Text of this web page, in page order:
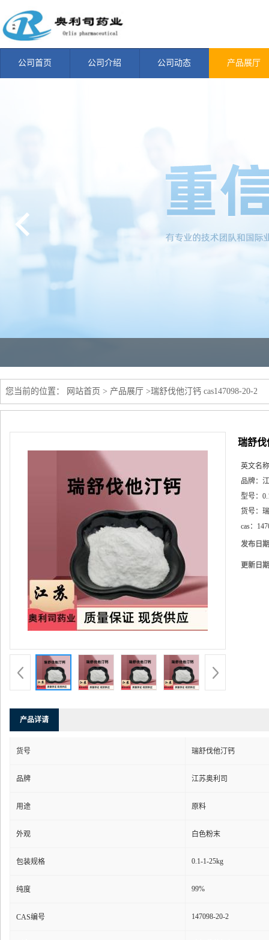
公司首页 公司介绍 公司动态 产品展厅
您当前的位置： 网站首页 > 产品展厅 >瑞舒伐他汀钙 cas147098-20-2
瑞舒伐
英文名
品牌：
型号：
货号：
cas：
发布日
更新日
产品详请
货号 瑞舒伐他汀钙
品牌 江苏奥利司
用途 原料
外观 白色粉末
包装规格 0.1-1-25kg
纯度 99%
CAS编号 147098-20-2